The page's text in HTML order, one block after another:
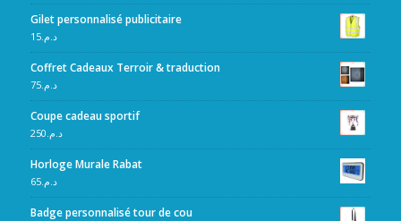
Gilet personnalisé publicitaire
د.م.15
Coffret Cadeaux Terroir & traduction
د.م.75
Coupe cadeau sportif
د.م. 250
Horloge Murale Rabat
د.م.65
Badge personnalisé tour de cou